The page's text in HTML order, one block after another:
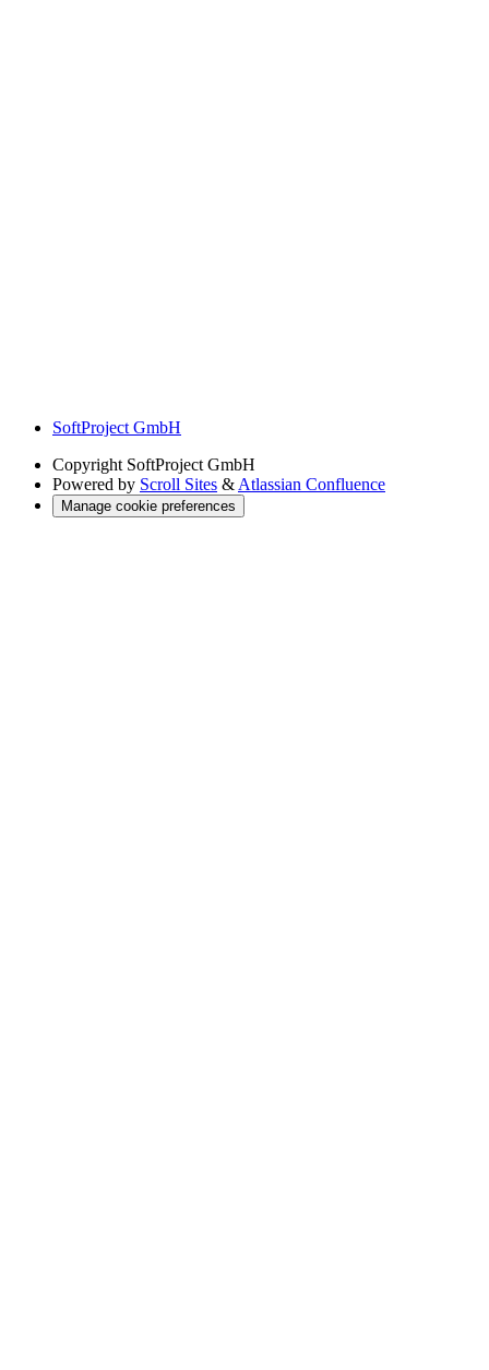
SoftProject GmbH
Copyright SoftProject GmbH
Powered by Scroll Sites & Atlassian Confluence
Manage cookie preferences